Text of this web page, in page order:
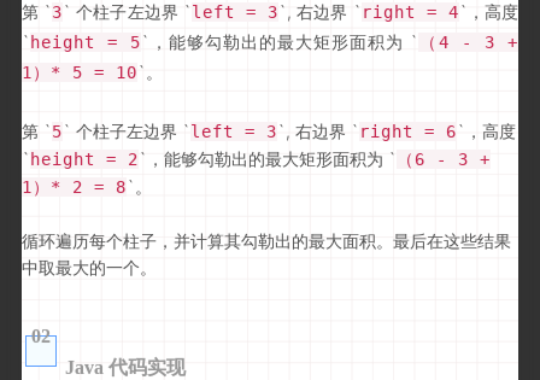
第 `3` 个柱子左边界 `left = 3`, 右边界 ` right = 4`，高度
` height = 5`，能够勾勒出的最大矩形面积为 `
（4 - 3 +
1）* 5 = 10`。
第 `5` 个柱子左边界 `left = 3`, 右边界 ` right = 6`，高度
` height = 2`，能够勾勒出的最大矩形面积为 `
（6 - 3 +
1）* 2 = 8`。
循环遍历每个柱子，并计算其勾勒出的最大面积。 最后在这些结果
中取最大的一个。
02
Java 代码实现